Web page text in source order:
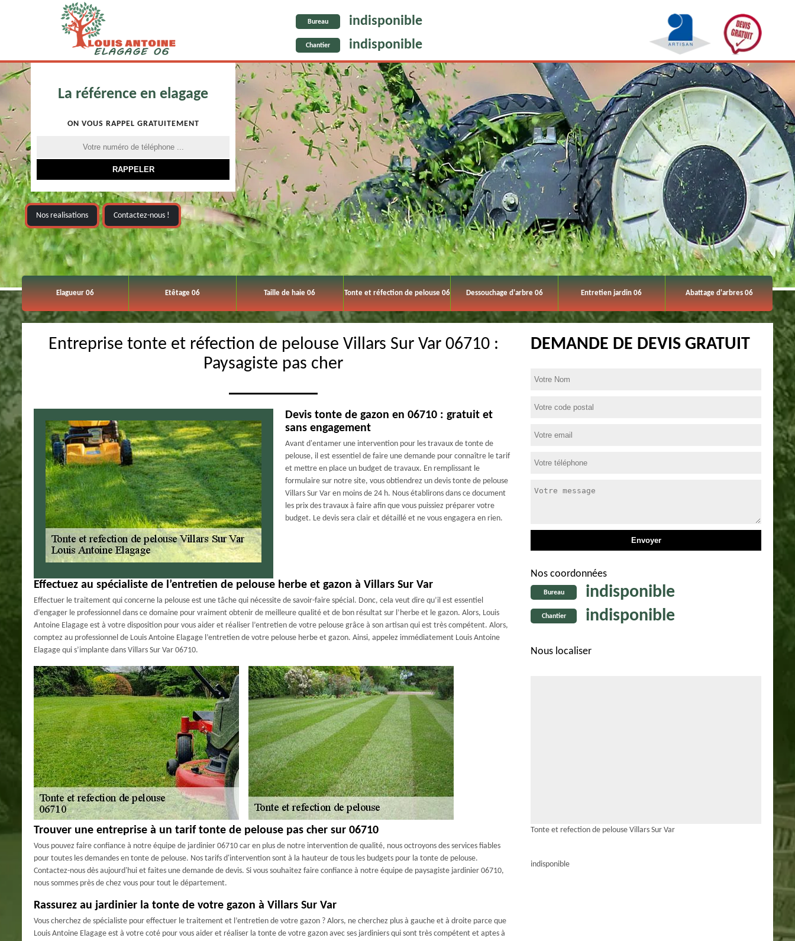
Bureau indisponible
Chantier indisponible
La référence en elagage
ON VOUS RAPPEL GRATUITEMENT
Nos realisations Contactez-nous !
Elagueur 06 Etêtage 06 Taille de haie 06 Tonte et réfection de pelouse 06 Dessouchage d'arbre 06 Entretien jardin 06 Abattage d'arbres 06
Entreprise tonte et réfection de pelouse Villars Sur Var 06710 :
Paysagiste pas cher
Devis tonte de gazon en 06710 : gratuit et
sans engagement
Avant d'entamer une intervention pour les travaux de tonte de
pelouse, il est essentiel de faire une demande pour connaître le tarif
et mettre en place un budget de travaux. En remplissant le
formulaire sur notre site, vous obtiendrez un devis tonte de pelouse
Villars Sur Var en moins de 24 h. Nous établirons dans ce document
les prix des travaux à faire afin que vous puissiez préparer votre
budget. Le devis sera clair et détaillé et ne vous engagera en rien.
Effectuez au spécialiste de l’entretien de pelouse herbe et gazon à Villars Sur Var
Effectuer le traitement qui concerne la pelouse est une tâche qui nécessite de savoir-faire spécial. Donc, cela veut dire qu’il est essentiel
d’engager le professionnel dans ce domaine pour vraiment obtenir de meilleure qualité et de bon résultat sur l’herbe et le gazon. Alors, Louis
Antoine Elagage est à votre disposition pour vous aider et réaliser l’entretien de votre pelouse grâce à son artisan qui est très compétent. Alors,
comptez au professionnel de Louis Antoine Elagage l’entretien de votre pelouse herbe et gazon. Ainsi, appelez immédiatement Louis Antoine
Elagage qui s’implante dans Villars Sur Var 06710.
Trouver une entreprise à un tarif tonte de pelouse pas cher sur 06710
Vous pouvez faire confiance à notre équipe de jardinier 06710 car en plus de notre intervention de qualité, nous octroyons des services fiables
pour toutes les demandes en tonte de pelouse. Nos tarifs d'intervention sont à la hauteur de tous les budgets pour la tonte de pelouse.
Contactez-nous dès aujourd'hui et faites une demande de devis. Si vous souhaitez faire confiance à notre équipe de paysagiste jardinier 06710,
nous sommes près de chez vous pour tout le département.
Rassurez au jardinier la tonte de votre gazon à Villars Sur Var
Vous cherchez de spécialiste pour effectuer le traitement et l’entretien de votre gazon ? Alors, ne cherchez plus à gauche et à droite parce que
Louis Antoine Elagage est à votre coté pour vous aider et réaliser la tonte de votre gazon avec ses jardiniers qui sont très compétent et aptes à
DEMANDE DE DEVIS GRATUIT
Nos coordonnées
Bureau indisponible
Chantier indisponible
Nous localiser
Tonte et refection de pelouse Villars Sur Var
indisponible